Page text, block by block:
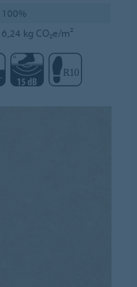
100%
6,24 kg CO₂e/m²